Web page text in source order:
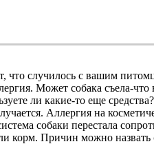
что случилось с вашим
Может собака съела-что
ли какие-то еще
Аллергия на
собаки перестала
корм. Причин можно назвать